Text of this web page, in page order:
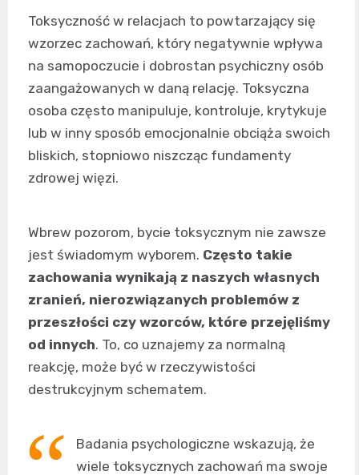
Toksyczność w relacjach to powtarzający się
wzorzec zachowań, który negatywnie wpływa
na samopoczucie i dobrostan psychiczny osób
zaangażowanych w daną relację. Toksyczna
osoba często manipuluje, kontroluje, krytykuje
lub w inny sposób emocjonalnie obciąża swoich
bliskich, stopniowo niszcząc fundamenty
zdrowej więzi.
Wbrew pozorom, bycie toksycznym nie zawsze
jest świadomym wyborem. Często takie
zachowania wynikają z naszych własnych
zranień, nierozwiązanych problemów z
przeszłości czy wzorców, które przejęliśmy
od innych. To, co uznajemy za normalną
reakcję, może być w rzeczywistości
destrukcyjnym schematem.
Badania psychologiczne wskazują, że
wiele toksycznych zachowań ma swoje